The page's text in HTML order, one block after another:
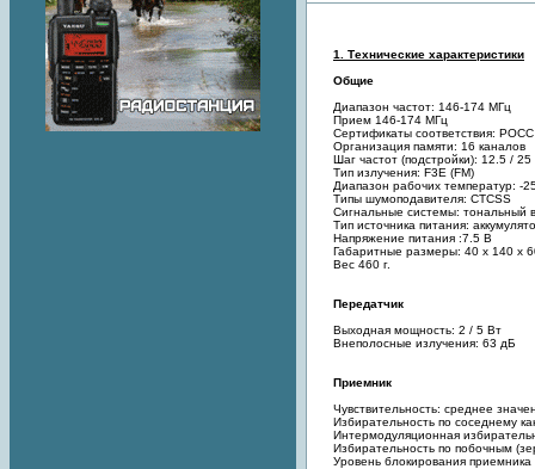
1. Технические характеристики
Общие
Диапазон частот: 146-174 МГц
Прием 146-174 МГц
Сертификаты соответствия:
Организация памяти: 16 каналов
Шаг частот (подстройки): 12.5 / 25
Тип излучения: F3E (FM)
Диапазон рабочих температур: -
Типы шумоподавителя: CTCSS
Сигнальные системы: тональный
Тип источника питания:
Напряжение питания :7.5 В
Габаритные размеры: 40 х 140 х
Вес 460 г.
Передатчик
Выходная мощность: 2 / 5 Вт
Внеполосные излучения: 63 дБ
Приемник
Чувствительность: среднее
Избирательность по соседнему
Интермодуляционная
Избирательность по побочным
Уровень блокирования